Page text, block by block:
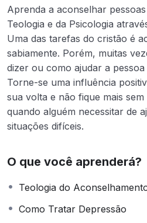
Aprenda a aconselhar
Teologia e da Psicologia
Uma das tarefas do cristão é
sabiamente. Porém, muitas
dizer ou como ajudar a
Torne-se uma influência
sua volta e não fique mais
quando alguém necessitar de
situações difíceis.
O que você aprenderá?
Teologia do
Como Tratar Depressão